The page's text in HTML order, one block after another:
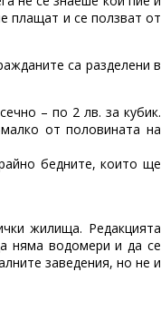
плащат и се ползват от
са разделени в
– по 2 лв. за кубик.
от половината на
бедните, които ще
жилища. Редакцията
няма водомери и да се
заведения, но не и